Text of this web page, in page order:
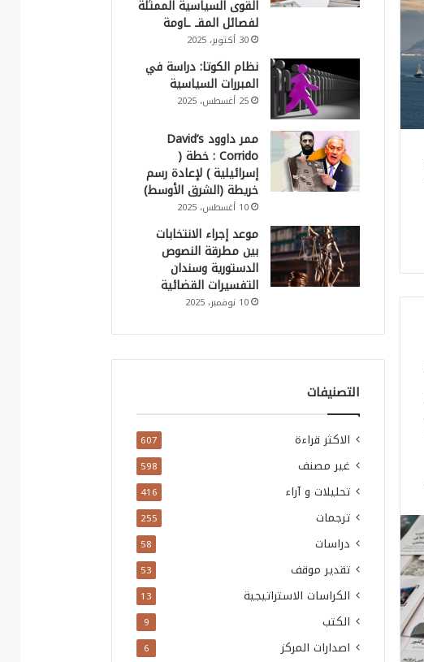
القوى السياسية الممثلة
لفصائل المقـ ـاومة
30 أكتوبر، 2025
نظام الكوتا: دراسة في
المبررات السياسية
25 أغسطس، 2025
ممر داوود David’s
Corrido : خطة (
إسرائيلية ) لإعادة رسم
خريطة (الشرق الأوسط)
10 أغسطس، 2025
موعد إجراء الانتخابات
بين مطرقة النصوص
الدستورية وسندان
التفسيرات القضائية
10 نوفمبر، 2025
التصنيفات
الاكثر قراءة 607
غير مصنف 598
تحليلات و آراء 416
ترجمات 255
دراسات 58
تقدير موقف 53
الكراسات الاستراتيجية 13
الكتب 9
اصدارات المركز 6